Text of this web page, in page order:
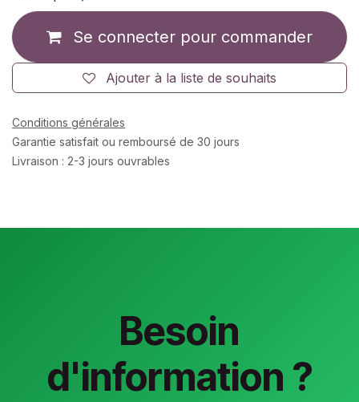
Se connecter pour commander
Ajouter à la liste de souhaits
Conditions générales
Garantie satisfait ou remboursé de 30 jours
Livraison : 2-3 jours ouvrables
Besoin
d'information ?